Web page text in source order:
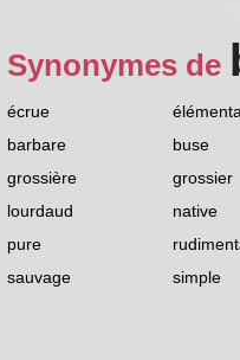
Synonymes de
écrue
barbare
buse
grossière
grossier
lourdaud
native
pure
sauvage
simple